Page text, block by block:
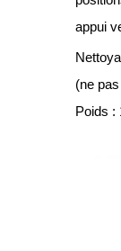
appui
(ne
Poids :